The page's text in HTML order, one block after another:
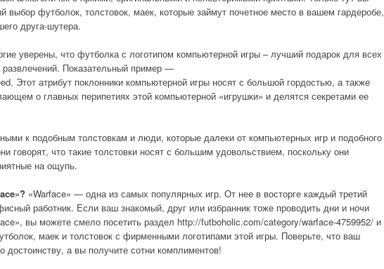
выбор футболок, толстовок, маек, которые займут почетное место в вашем гардеробе,
друга-шутера.
уверены, что футболка с логотипом компьютерной игры – лучший подарок для всех
развлечений. Показательный пример —
Этот атрибут поклонники компьютерной игры носят с большой гордостью, а также
о главных перипетиях этой компьютерной «игрушки» и делятся секретами ее
к подобным толстовкам и люди, которые далеки от компьютерных игр и подобного
говорят, что такие толстовки носят с большим удовольствием, поскольку они
на ощупь.
»? «Warface» — одна из самых популярных игр. От нее в восторге каждый третий
работник. Если ваш знакомый, друг или избранник тоже проводить дни и ночи
вы можете смело посетить раздел http://futboholic.com/category/warface-4759952/ и
маек и толстовок с фирменными логотипами этой игры. Поверьте, что ваш
достоинству, а вы получите сотни комплиментов!